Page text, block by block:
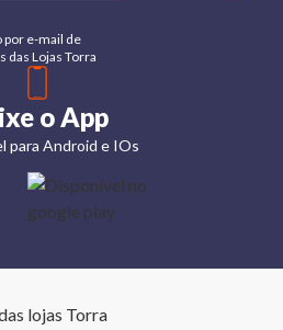
e-mail de
das Lojas Torra
o App
para Android e IOs